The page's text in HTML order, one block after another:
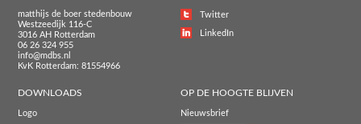
matthijs de boer stedenbouw
Westzeedijk 116-C
3016 AH Rotterdam
06 26 324 955
info@mdbs.nl
KvK Rotterdam: 81554966
Twitter
LinkedIn
DOWNLOADS
Logo
OP DE HOOGTE BLIJVEN
Nieuwsbrief